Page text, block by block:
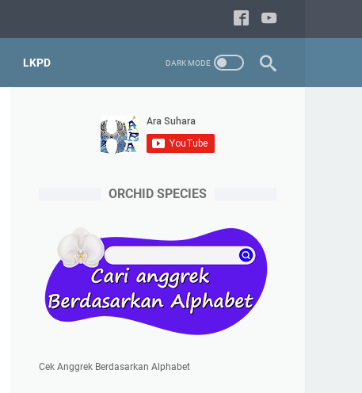
LKPD
ORCHID SPECIES
Cek Anggrek Berdasarkan Alphabet